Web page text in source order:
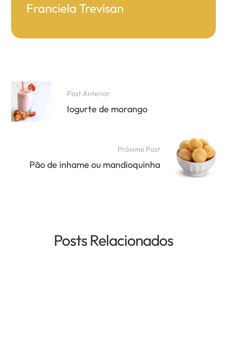
Franciela Trevisan
Post Anterior
Iogurte de morango
Próximo Post
Pão de inhame ou mandioquinha
Posts Relacionados